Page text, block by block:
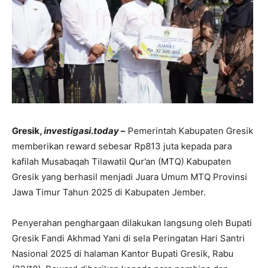
Gresik,investigasi.today – Pemerintah Kabupaten Gresik
memberikan reward sebesar Rp813 juta kepada para
kafilah Musabaqah Tilawatil Qur’an (MTQ) Kabupaten
Gresik yang berhasil menjadi Juara Umum MTQ Provinsi
Jawa Timur Tahun 2025 di Kabupaten Jember.
Penyerahan penghargaan dilakukan langsung oleh Bupati
Gresik Fandi Akhmad Yani di sela Peringatan Hari Santri
Nasional 2025 di halaman Kantor Bupati Gresik, Rabu